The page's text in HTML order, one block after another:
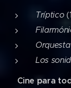
Tríptico
Los
Cine para